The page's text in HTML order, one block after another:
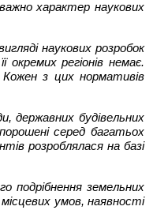
характер наукових
наукових розробок
регіонів немає.
з цих нормативів
державних будівельних
серед багатьох
розроблялася на базі
подрібнення земельних
умов, наявності